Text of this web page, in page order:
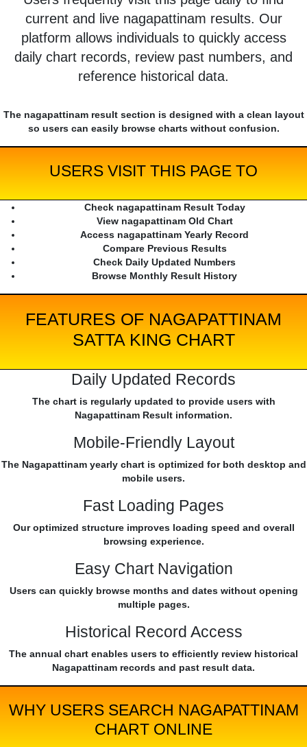
current and live nagapattinam results. Our
platform allows individuals to quickly access
daily chart records, review past numbers, and
reference historical data.
The nagapattinam result section is designed with a clean layout
so users can easily browse charts without confusion.
USERS VISIT THIS PAGE TO
Check nagapattinam Result Today
View nagapattinam Old Chart
Access nagapattinam Yearly Record
Compare Previous Results
Check Daily Updated Numbers
Browse Monthly Result History
FEATURES OF NAGAPATTINAM
SATTA KING CHART
Daily Updated Records
The chart is regularly updated to provide users with
Nagapattinam Result information.
Mobile-Friendly Layout
The Nagapattinam yearly chart is optimized for both desktop and
mobile users.
Fast Loading Pages
Our optimized structure improves loading speed and overall
browsing experience.
Easy Chart Navigation
Users can quickly browse months and dates without opening
multiple pages.
Historical Record Access
The annual chart enables users to efficiently review historical
Nagapattinam records and past result data.
WHY USERS SEARCH NAGAPATTINAM
CHART ONLINE